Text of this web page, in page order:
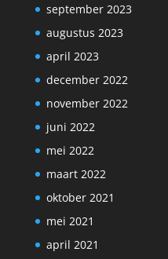
september 2023
augustus 2023
april 2023
december 2022
november 2022
juni 2022
mei 2022
maart 2022
oktober 2021
mei 2021
april 2021